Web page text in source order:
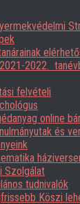
2022.
felvételi
online
és
Szolgálat
tudnivalók
Köszi